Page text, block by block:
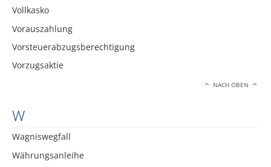
Vollkasko
Vorauszahlung
Vorsteuerabzugsberechtigung
Vorzugsaktie
NACH OBEN
W
Wagniswegfall
Währungsanleihe